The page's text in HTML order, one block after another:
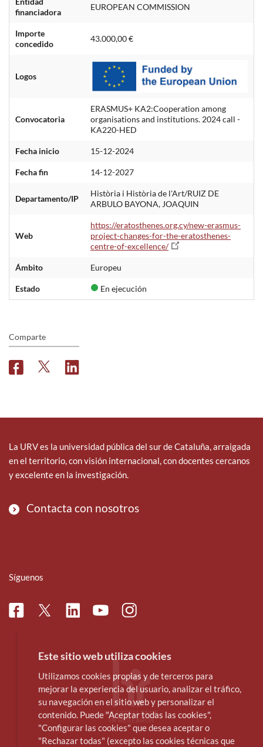
financiadora
EUROPEAN COMMISSION
Importe
concedido
43.000,00 €
Logos
Convocatoria
ERASMUS+ KA2:Cooperation among
organisations and institutions. 2024 call -
KA220-HED
Fecha inicio 15-12-2024
Fecha fin 14-12-2027
Departamento/IP
Història i Història de l'Art/RUIZ DE
ARBULO BAYONA, JOAQUIN
Web
https://eratosthenes.org.cy/new-erasmus-
project-changes-for-the-eratosthenes-
centre-of-excellence/
Ámbito Europeu
Estado En ejecución
Comparte
F
b
o
T
t
r
L
e
i
La URV es la universidad pública del sur de Cataluña, arraigada
en el territorio, con visión internacional, con docentes cercanos
y excelente en la investigación.
Contacta con nosotros
Síguenos
FacebookTwitterLinkedinYoutubeInstagram
Este sitio web utiliza cookies
Utilizamos cookies propias y de terceros para
mejorar la experiencia del usuario, analizar el tráfico,
su navegación en el sitio web y personalizar el
contenido. Puede "Aceptar todas las cookies",
"Configurar las cookies" que desea aceptar o
"Rechazar todas" (excepto las cookies técnicas que